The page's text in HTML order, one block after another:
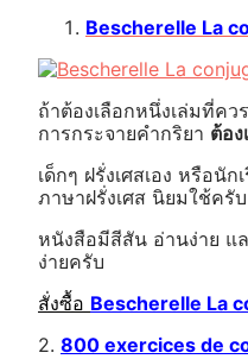
Bescherelle La
ถ้าต้องเลือกหนึ่งเล่มที่คว
การกระจายคำกริยา ต้อ
เด็กๆ ฝรั่งเศสเอง หรือนัก
ภาษาฝรั่งเศส นิยมใช้ครับ
หนังสือมีสีสัน อ่านง่าย แ
ง่ายครับ
สั่งซื้อ Bescherelle La
2. 800 exercices de